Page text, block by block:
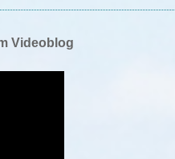
Videoblog